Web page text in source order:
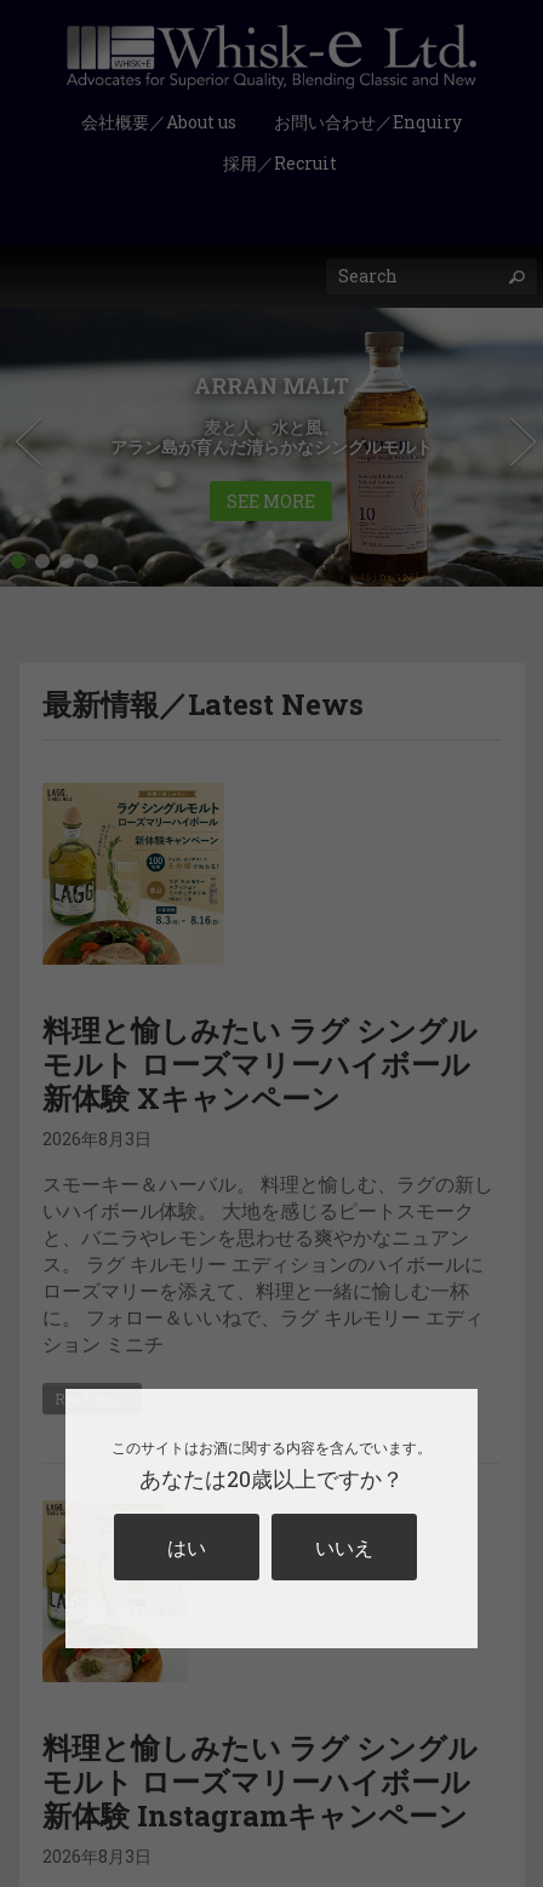
会社概要／About us
お問い合わせ／Enquiry
採用／Recruit
ARRAN MALT
麦と人、水と風。
アラン島が育んだ清らかなシングルモルト
SEE MORE
最新情報／Latest News
料理と愉しみたい ラグ シングル
モルト ローズマリーハイボール
新体験 Xキャンペーン
2026年8月3日
スモーキー＆ハーバル。 料理と愉しむ、ラグの新し
いハイボール体験。 大地を感じるピートスモーク
と、バニラやレモンを思わせる爽やかなニュアン
ス。 ラグ キルモリー エディションのハイボールに
ローズマリーを添えて、料理と一緒に愉しむ一杯
に。 フォロー＆いいねで、ラグ キルモリー エディ
ション ミニチ
Read more
料理と愉しみたい ラグ シングル
モルト ローズマリーハイボール
新体験 Instagramキャンペーン
2026年8月3日
このサイトはお酒に関する内容を含んでいます。
あなたは20歳以上ですか？
はい いいえ